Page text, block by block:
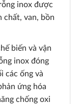
inox được
chất, van, bồn
biến và vận
inox đóng
các ống và
ứng hóa
chống oxi